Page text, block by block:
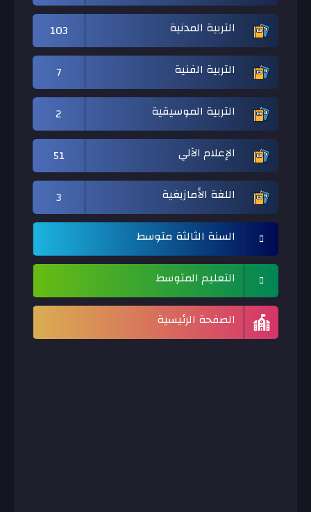
التربية المدنية
103
التربية الفنية
7
التربية الموسيقية
2
الإعلام الآلي
51
اللغة الأمازيغية
3
السنة الثالثة متوسط
التعليم المتوسط
الصفحة الرئيسية